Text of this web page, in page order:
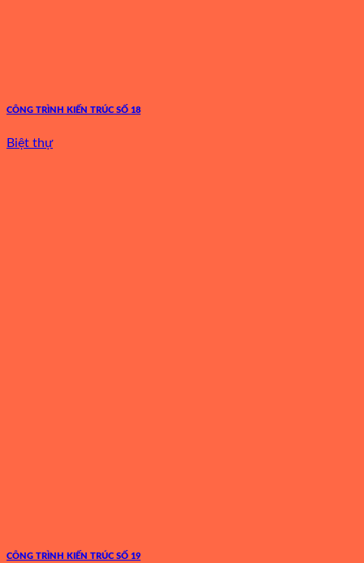
CÔNG TRÌNH KIẾN TRÚC SỐ 18
Biệt thự
CÔNG TRÌNH KIẾN TRÚC SỐ 19